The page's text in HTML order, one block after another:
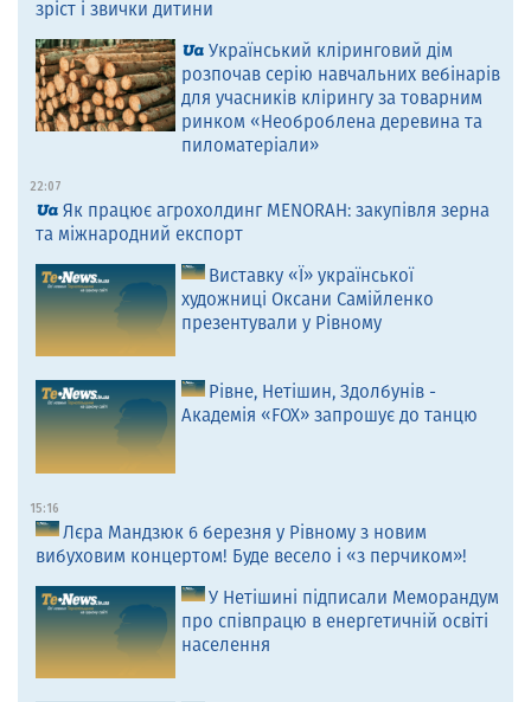
зріст і звички дитини
Український кліринговий дім
розпочав серію навчальних вебінарів
для учасників клірингу за товарним
ринком «Необроблена деревина та
пиломатеріали»
22:07
Як працює агрохолдинг MENORAH: закупівля зерна
та міжнародний експорт
Виставку «Ї» української
художниці Оксани Самійленко
презентували у Рівному
Рівне, Нетішин, Здолбунів -
Академія «FOX» запрошує до танцю
15:16
Лєра Мандзюк 6 березня у Рівному з новим
вибуховим концертом! Буде весело і «з перчиком»!
У Нетішині підписали Меморандум
про співпрацю в енергетичній освіті
населення